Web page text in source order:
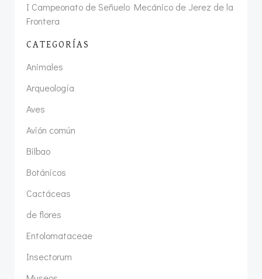
I Campeonato de Señuelo Mecánico de Jerez de la
Frontera
CATEGORÍAS
Animales
Arqueología
Aves
Avión común
Bilbao
Botánicos
Cactáceas
de flores
Entolomataceae
Insectorum